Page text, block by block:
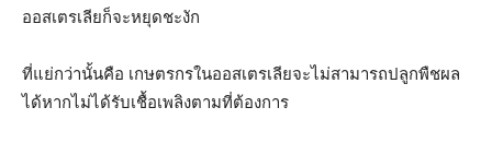
ออสเตรเลียก็จะหยุดชะงัก
ที่แย่กว่านั้นคือ เกษตรกรในออสเตรเลียจะไม่สามารถปลูกพืชผล
ได้หากไม่ได้รับเชื้อเพลิงตามที่ต้องการ